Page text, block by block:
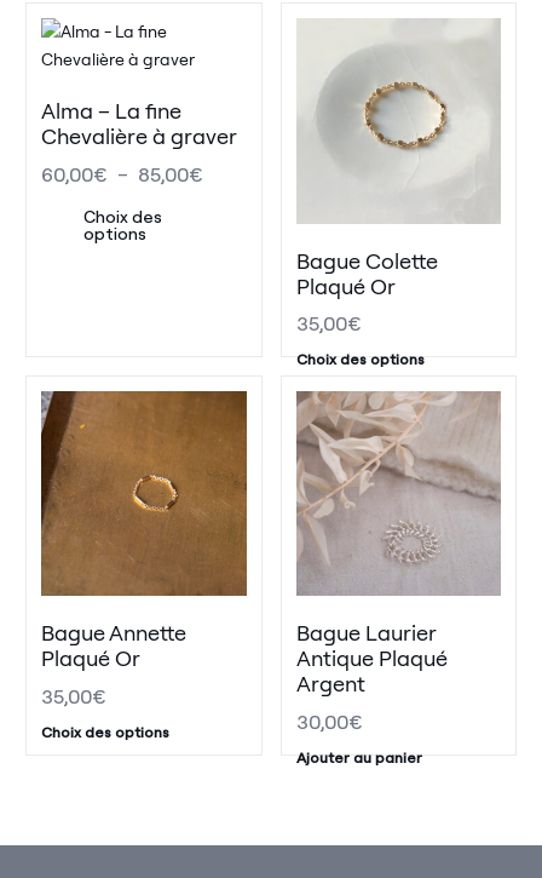
Alma – La fine
Chevalière à graver
60,00€ – 85,00€
Choix des
options
Bague Colette
Plaqué Or
35,00€
Choix des options
Bague Annette
Plaqué Or
35,00€
Choix des options
Bague Laurier
Antique Plaqué
Argent
30,00€
Ajouter au panier